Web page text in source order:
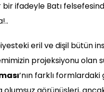
bir ifadeyle Batı
eril ve dişil bütün
projeksiyonu olan
’nın farklı